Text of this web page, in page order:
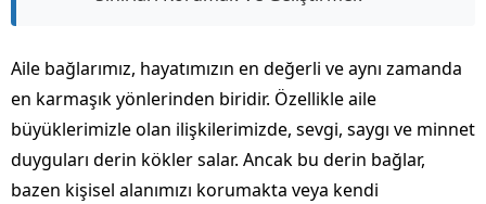
Aile bağlarımız, hayatımızın en değerli ve aynı zamanda
en karmaşık yönlerinden biridir. Özellikle aile
büyüklerimizle olan ilişkilerimizde, sevgi, saygı ve minnet
duyguları derin kökler salar. Ancak bu derin bağlar,
bazen kişisel alanımızı korumakta veya kendi